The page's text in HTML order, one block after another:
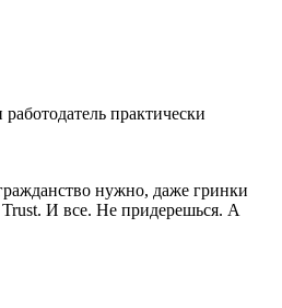
практически
нужно, даже гринки
Trust. И все. Не придерешься. А